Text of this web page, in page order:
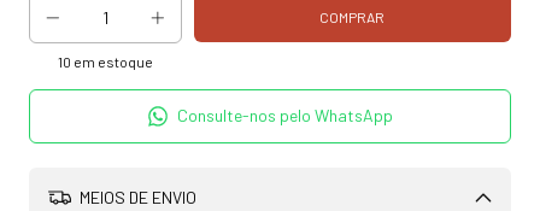
10 em estoque
Consulte-nos pelo WhatsApp
MEIOS DE ENVIO